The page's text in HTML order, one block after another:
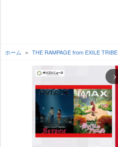
ホーム THE RAMPAGE from EXILE TRIBE
arrow_forward_ios